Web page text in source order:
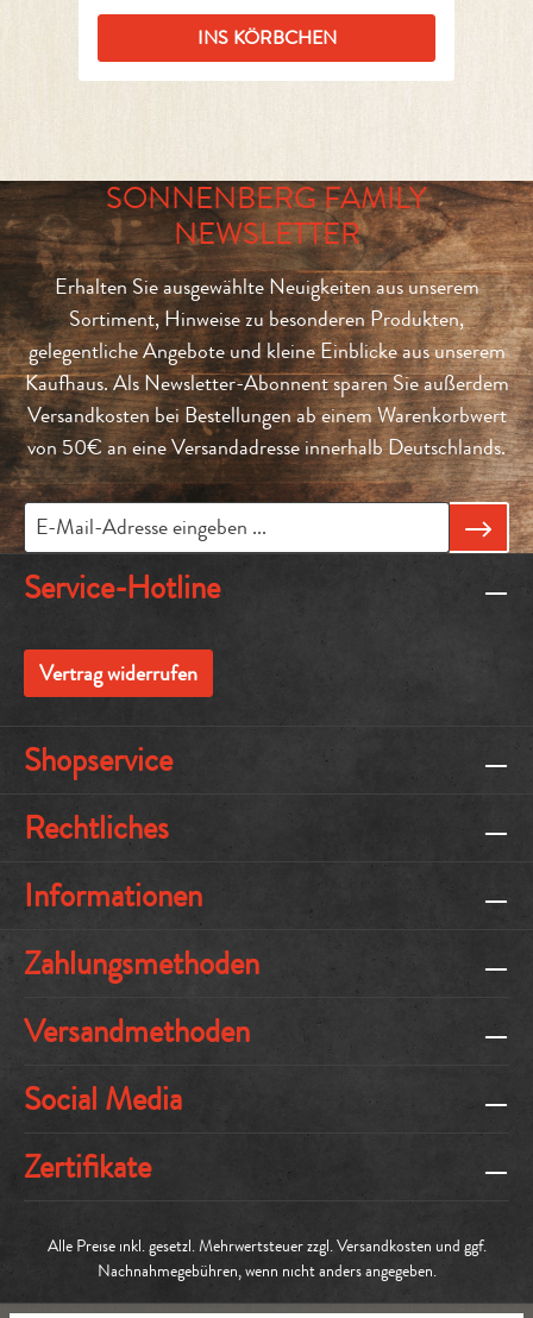
INS KÖRBCHEN
SONNENBERG FAMILY
NEWSLETTER
Erhalten Sie ausgewählte Neuigkeiten aus unserem
Sortiment, Hinweise zu besonderen Produkten,
gelegentliche Angebote und kleine Einblicke aus unserem
Kaufhaus. Als Newsletter-Abonnent sparen Sie außerdem
Versandkosten bei Bestellungen ab einem Warenkorbwert
von 50€ an eine Versandadresse innerhalb Deutschlands.
Service-Hotline
Vertrag widerrufen
Shopservice
Rechtliches
Informationen
Zahlungsmethoden
Versandmethoden
Social Media
Zertifikate
Alle Preise inkl. gesetzl. Mehrwertsteuer zzgl.Versandkosten und ggf.
Nachnahmegebühren, wenn nicht anders angegeben.